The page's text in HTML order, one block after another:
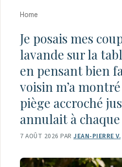
Home
Je posais mes
lavande sur la
en pensant bien
voisin m’a
piège accroché
annulait à
7 AOÛT 2026 PAR JEAN-PIERRE V.